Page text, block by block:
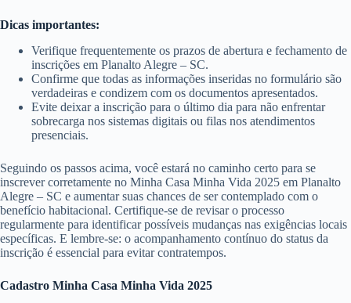
Dicas importantes:
Verifique frequentemente os prazos de abertura e fechamento de
inscrições em Planalto Alegre – SC.
Confirme que todas as informações inseridas no formulário são
verdadeiras e condizem com os documentos apresentados.
Evite deixar a inscrição para o último dia para não enfrentar
sobrecarga nos sistemas digitais ou filas nos atendimentos
presenciais.
Seguindo os passos acima, você estará no caminho certo para se
inscrever corretamente no Minha Casa Minha Vida 2025 em Planalto
Alegre – SC e aumentar suas chances de ser contemplado com o
benefício habitacional. Certifique-se de revisar o processo
regularmente para identificar possíveis mudanças nas exigências locais
específicas. E lembre-se: o acompanhamento contínuo do status da
inscrição é essencial para evitar contratempos.
Cadastro Minha Casa Minha Vida 2025